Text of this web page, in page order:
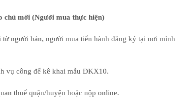
chủ mới (Người mua thực hiện)
người bán, người mua tiến hành đăng ký tại nơi mình
vụ công để kê khai mẫu ĐKX10.
thuế quận/huyện hoặc nộp online.